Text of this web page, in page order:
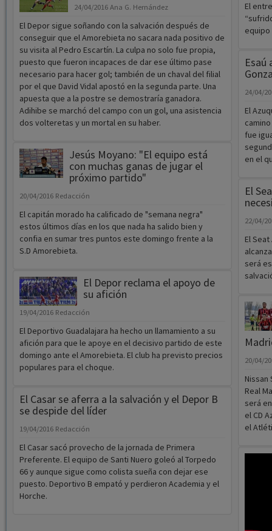
24/04/2016 Ana G. Hernández
El Depor sigue soñando con la salvación después de
conseguir que el Amorebieta no sacara nada positivo de
su visita al Pedro Escartín. La culpa no solo fue propia,
puesto que fueron incapaces de dar ese último pase
necesario para hacer gol; también de un chaval del filial
por el que David Vidal apostó en la segunda parte. Una
apuesta que a la postre se demostraría ganadora.
Adihibe se marchó del campo con un gol, una asistencia
dos volteretas y un mortal en su haber.
Jesús Moyano: "El equipo está
con muchas ganas de jugar el
próximo partido"
20/04/2016 Redacción
El capitán morado ha calificado de "semana negra"
estos últimos días en los que nada ha salido bien y
confia en sumar tres puntos este domingo frente a la
S.D Amorebieta.
El Depor reclama el apoyo de
su afición
19/04/2016 Redacción
El Deportivo Guadalajara ha hecho un llamamiento a su
afición para que le apoye en el decisivo partido de este
domingo ante el Amorebieta. El club ha previsto precios
populares para el choque.
El Casar se aferra a la salvación y el Depor B
se despide del líder
19/04/2016 Redacción
El Casar sacó provecho de la jornada de Primera
Preferente. El equipo de Santi Nuero goleó al Torpedo
66 y aunque sigue como colista sueña con dejar ese
puesto. Deportivo B empató y perdieron Academia y el
Horche.
El
Esaú
24/04/
El
fue
en el
El
22/04/
El
será
20/04/
Real
será
el CD
el